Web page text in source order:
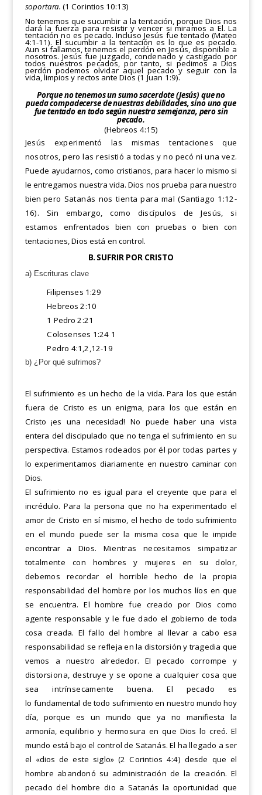
soportara.(1 Corintios 10:13)
No tenemos que sucumbir a la tentación, porque Dios nos
dará la fuerza para resistir y vencer si miramos a El. La
tentación no es pecado. Incluso Jesús fue tentado (Mateo
4:1-11). El sucumbir a la tentación es lo que es pecado.
Aun si fallamos, tenemos el perdón en Jesús, disponible a
nosotros. Jesús fue juzgado, condenado y castigado por
todos nuestros pecados, por tanto, si pedimos a Dios
perdón podemos olvidar aquel pecado y seguir con la
vida, limpios y rectos ante Dios (1 Juan 1:9).
Porque no tenemos un sumo sacerdote (Jesús) que no
pueda compadecerse de nuestras debilidades, sino uno que
fue tentado en todo según nuestra semejanza, pero sin
pecado.
(Hebreos 4:15)
Jesús experimentó las mismas tentaciones que
nosotros, pero las resistió a todas y no pecó ni una vez.
Puede ayudarnos, como cristianos, para hacer lo mismo si
le entregamos nuestra vida. Dios nos prueba para nuestro
bien pero Satanás nos tienta para mal (Santiago 1:12-
16). Sin embargo, como discípulos de Jesús, si
estamos enfrentados bien con pruebas o bien con
tentaciones, Dios está en control.
B. SUFRIR POR CRISTO
a) Escrituras clave
Filipenses 1:29
Hebreos 2:10
1 Pedro 2:21
Colosenses 1:24 1
Pedro 4:1,2,12-19
b) ¿Por qué sufrimos?
El sufrimiento es un hecho de la vida. Para los que están
fuera de Cristo es un enigma, para los que están en
Cristo¡es una necesidad! No puede haber una vista
entera del discipulado que no tenga el sufrimiento en su
perspectiva. Estamos rodeados por él por todas partes y
lo experimentamos diariamente en nuestro caminar con
Dios.
El sufrimiento no es igual para el creyente que para el
incrédulo. Para la persona que no ha experimentado el
amor de Cristo en sí mismo, el hecho de todo sufrimiento
en el mundo puede ser la misma cosa que le impide
encontrar a Dios. Mientras necesitamos simpatizar
totalmente con hombres y mujeres en su dolor,
debemos recordar el horrible hecho de la propia
responsabilidad del hombre por los muchos líos en que
se encuentra. El hombre fue creado por Dios como
agente responsable y le fue dado el gobierno de toda
cosa creada. El fallo del hombre al llevar a cabo esa
responsabilidad se refleja en la distorsión y tragedia que
vemos a nuestro alrededor. El pecado corrompe y
distorsiona, destruye y se opone a cualquier cosa que
sea intrínsecamente buena. El pecado es
lofundamental de todo sufrimiento en nuestro mundo hoy
día, porque es un mundo que ya no manifiesta la
armonía,equilibrio y hermosura en que Dios lo creó. El
mundo está bajo el control de Satanás. El ha llegado a ser
el «diosde este siglo» (2 Corintios 4:4) desde que el
hombre abandonó su administración de la creación. El
pecado del hombre dio a Satanás la oportunidad que